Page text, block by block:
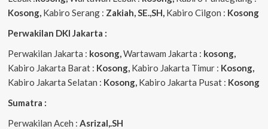
Kosong, Kabiro Serang : Zakiah, SE.,SH, Kabiro Cilgon : Kosong
Perwakilan DKI Jakarta :
Perwakilan Jakarta : kosong, Wartawam Jakarta : kosong,
Kabiro Jakarta Barat : Kosong, Kabiro Jakarta Timur : Kosong,
Kabiro Jakarta Selatan : Kosong, Kabiro Jakarta Pusat : Kosong
Sumatra :
Perwakilan Aceh : Asrizal,.SH